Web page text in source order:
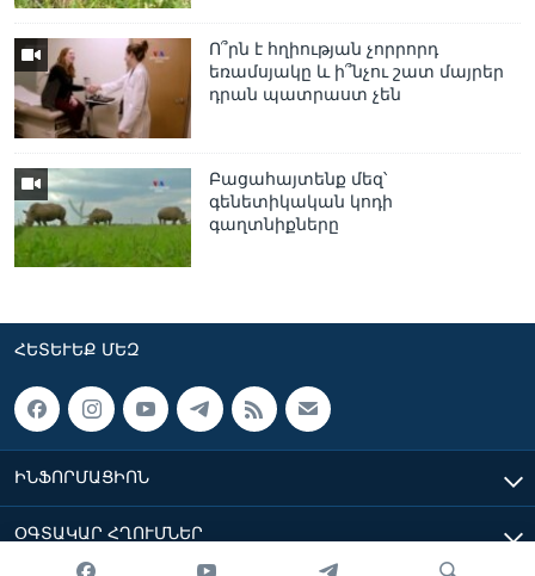
Ո՞րն է հղիության չորրորդ
եռամսյակը և ի՞նչու շատ մայրեր
դրան պատրաստ չեն
Բացահայտենք մեզ՝
գենետիկական կոդի
գաղտնիքները
ՀԵՏԵՒԵՔ ՄԵԶ
ԻՆՖՈՐՄԱՑԻՈՆ
ՕԳՏԱԿԱՐ ՀՂՈՒՄՆԵՐ